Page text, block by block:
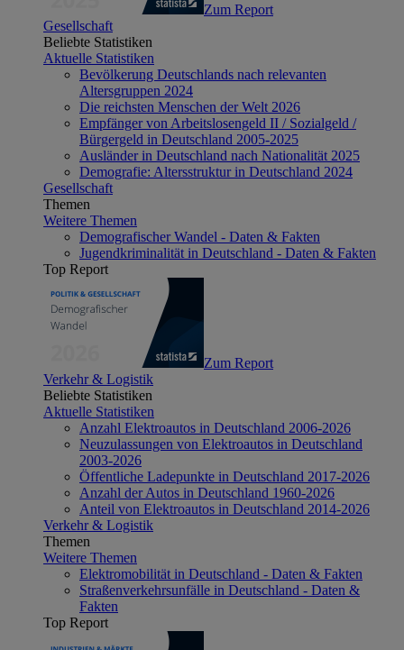
Zum Report
Gesellschaft
Beliebte Statistiken
Aktuelle Statistiken
Bevölkerung Deutschlands nach relevanten
Altersgruppen 2024
Die reichsten Menschen der Welt 2026
Empfänger von Arbeitslosengeld II / Sozialgeld /
Bürgergeld in Deutschland 2005-2025
Ausländer in Deutschland nach Nationalität 2025
Demografie: Altersstruktur in Deutschland 2024
Gesellschaft
Themen
Weitere Themen
Demografischer Wandel - Daten & Fakten
Jugendkriminalität in Deutschland - Daten & Fakten
Top Report
Zum Report
Verkehr & Logistik
Beliebte Statistiken
Aktuelle Statistiken
Anzahl Elektroautos in Deutschland 2006-2026
Neuzulassungen von Elektroautos in Deutschland
2003-2026
Öffentliche Ladepunkte in Deutschland 2017-2026
Anzahl der Autos in Deutschland 1960-2026
Anteil von Elektroautos in Deutschland 2014-2026
Verkehr & Logistik
Themen
Weitere Themen
Elektromobilität in Deutschland - Daten & Fakten
Straßenverkehrsunfälle in Deutschland - Daten &
Fakten
Top Report